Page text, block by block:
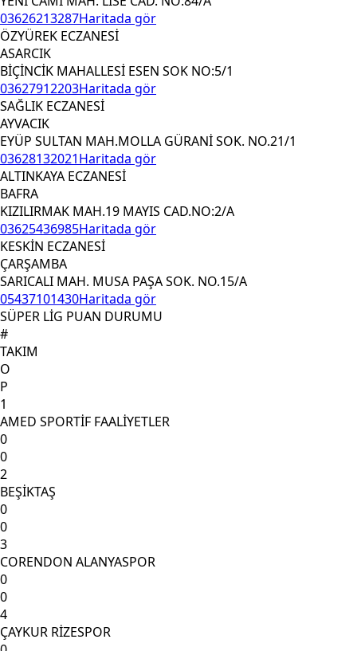
03626213287Haritada gör
ÖZYÜREK ECZANESİ
ASARCIK
BİÇİNCİK MAHALLESİ ESEN SOK NO:5/1
03627912203Haritada gör
SAĞLIK ECZANESİ
AYVACIK
EYÜP SULTAN MAH.MOLLA GÜRANİ SOK. NO.21/1
03628132021Haritada gör
ALTINKAYA ECZANESİ
BAFRA
KIZILIRMAK MAH.19 MAYIS CAD.NO:2/A
03625436985Haritada gör
KESKİN ECZANESİ
ÇARŞAMBA
SARICALI MAH. MUSA PAŞA SOK. NO.15/A
05437101430Haritada gör
SÜPER LİG PUAN DURUMU
#
TAKIM
O
P
1
AMED SPORTİF FAALİYETLER
0
0
2
BEŞİKTAŞ
0
0
3
CORENDON ALANYASPOR
0
0
4
ÇAYKUR RİZESPOR